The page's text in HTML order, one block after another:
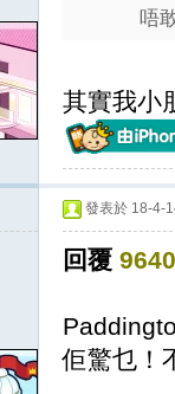
唔
其實我小
發表於 18-4-
回覆
佢驚乜！